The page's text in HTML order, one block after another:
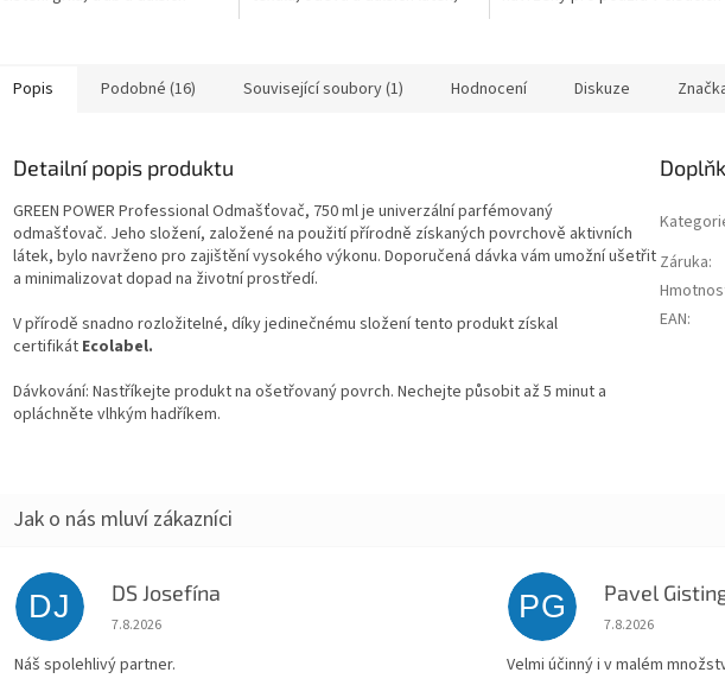
Popis Podobné (16) Související soubory (1) Hodnocení Diskuze
Detailní popis produktu
GREEN POWER Professional Odmašťovač, 750 ml je univerzální parfémovaný
odmašťovač. Jeho složení, založené na použití přírodně získaných povrchově aktivních
látek, bylo navrženo pro zajištění vysokého výkonu. Doporučená dávka vám umožní ušetřit
a minimalizovat dopad na životní prostředí.
V přírodě snadno rozložitelné, díky jedinečnému složení tento produkt získal
certifikát Ecolabel.
Dávkování: Nastříkejte produkt na ošetřovaný povrch. Nechejte působit až 5 minut a
opláchněte vlhkým hadříkem.
Záruka:
EAN:
DJ DS Josefína
Hodnocení obchodu je 5 z 5 hvězdiček.
7.8.2026
Náš spolehlivý partner.
PG Pavel
Hodnocení
7.8.2026
Velmi účinný i v malém